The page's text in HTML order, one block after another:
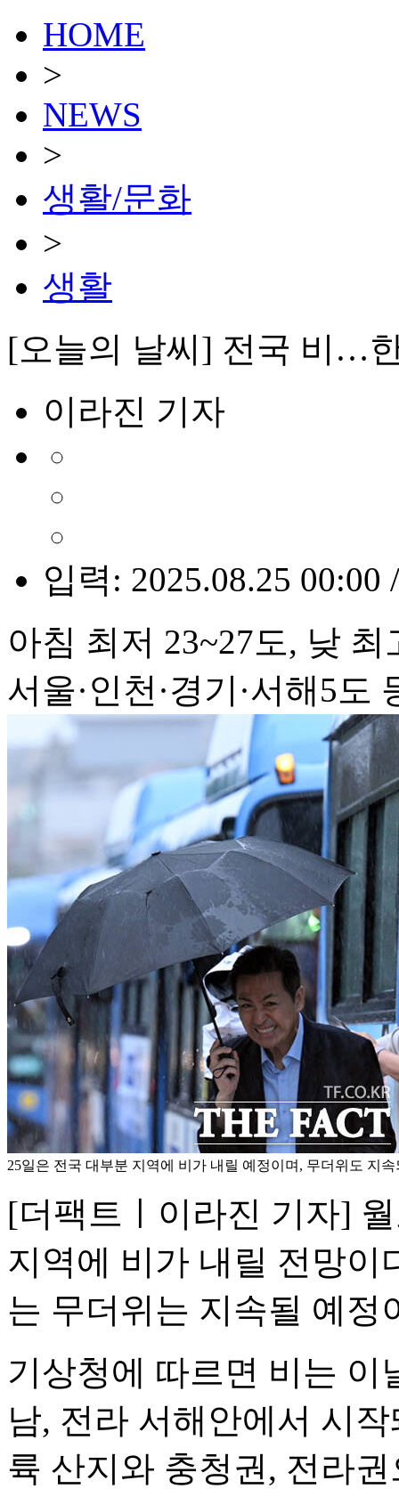
HOME
>
NEWS
>
생활/문화
>
생활
[오늘의 날씨] 전국 비…
이라진 기자
입력: 2025.08.25 00:00
아침 최저 23~27도, 낮 최
서울·인천·경기·서해5도
25일은 전국 대부분 지역에 비가 내릴 예정이며, 무더위도 지
[더팩트ㅣ이라진 기자]
지역에 비가 내릴 전망이
는 무더위는 지속될 예정
기상청에 따르면 비는 이
남, 전라 서해안에서 시
륙 산지와 충청권, 전라